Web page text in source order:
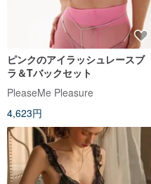
ピンクのアイラッシュレースブ
ラ＆Tバックセット
PleaseMe Pleasure
4,623円